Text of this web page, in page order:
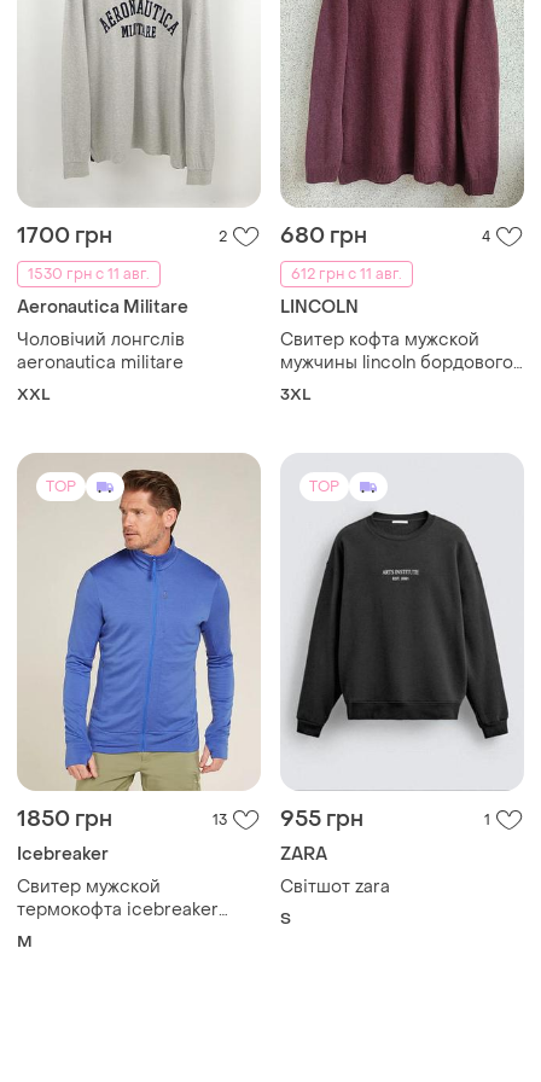
1700 грн
Aeronautica Militare
Чоловічий лонгслів
680 грн
4
612 грн с 11 авг.
LINCOLN
Свитер кофта мужской
цвета размер xxxl
TOP
1850 грн 13
Icebreaker
Свитер мужской
термокофта icebreaker
merino 260 термобелье
мерино шерсть m
TOP
955 грн
ZARA
Світшот zara
S